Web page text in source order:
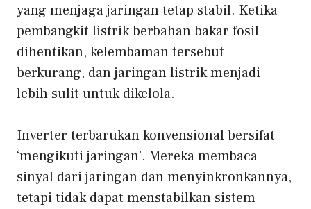
yang menjaga jaringan tetap stabil. Ketika
pembangkit listrik berbahan bakar fosil
dihentikan, kelembaman tersebut
berkurang, dan jaringan listrik menjadi
lebih sulit untuk dikelola.
Inverter terbarukan konvensional bersifat
‘mengikuti jaringan’. Mereka membaca
sinyal dari jaringan dan menyinkronkannya,
tetapi tidak dapat menstabilkan sistem